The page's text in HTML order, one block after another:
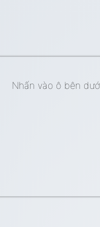
Nhấn vào ô bên